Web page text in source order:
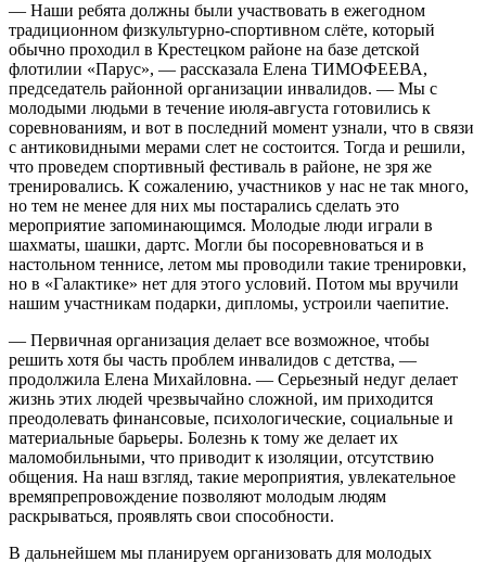
— Наши ребята должны были участвовать в ежегодном
традиционном физкультурно-спортивном слёте, который
обычно проходил в Крестецком районе на базе детской
флотилии «Парус», — рассказала Елена ТИМОФЕЕВА,
председатель районной организации инвалидов. — Мы с
молодыми людьми в течение июля-августа готовились к
соревнованиям, и вот в последний момент узнали, что в связи
с антиковидными мерами слет не состоится. Тогда и решили,
что проведем спортивный фестиваль в районе, не зря же
тренировались. К сожалению, участников у нас не так много,
но тем не менее для них мы постарались сделать это
мероприятие запоминающимся. Молодые люди играли в
шахматы, шашки, дартс. Могли бы посоревноваться и в
настольном теннисе, летом мы проводили такие тренировки,
но в «Галактике» нет для этого условий. Потом мы вручили
нашим участникам подарки, дипломы, устроили чаепитие.
— Первичная организация делает все возможное, чтобы
решить хотя бы часть проблем инвалидов с детства, —
продолжила Елена Михайловна. — Серьезный недуг делает
жизнь этих людей чрезвычайно сложной, им приходится
преодолевать финансовые, психологические, социальные и
материальные барьеры. Болезнь к тому же делает их
маломобильными, что приводит к изоляции, отсутствию
общения. На наш взгляд, такие мероприятия, увлекательное
времяпрепровождение позволяют молодым людям
раскрываться, проявлять свои способности.
В дальнейшем мы планируем организовать для молодых